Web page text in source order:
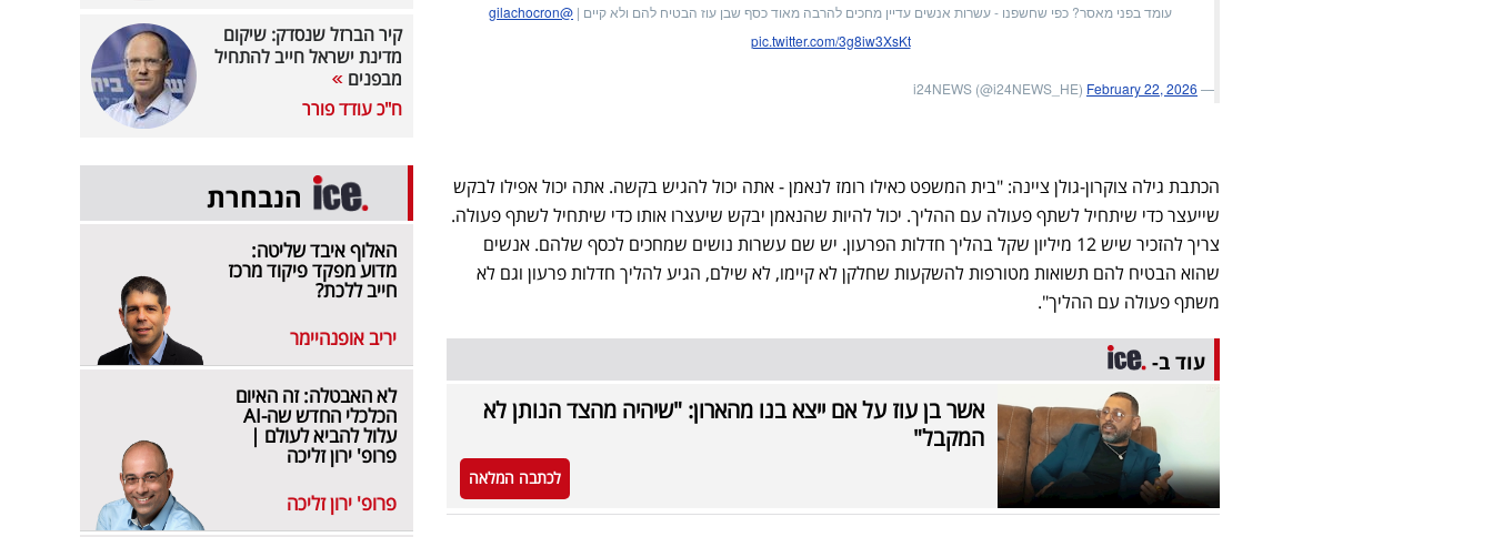
עומד בפני מאסר? כפי שחשפנו - עשרות אנשים עדיין מחכים להרבה מאוד כסף שבן עוז הבטיח להם ולא קיים | @gilachocron
pic.twitter.com/3g8iw3XsKt
— i24NEWS (@i24NEWS_HE)
February 22, 2026
הכתבת גילה צוקרון-גולן ציינה: "בית המשפט כאילו רומז לנאמן - אתה יכול להגיש בקשה. אתה יכול אפילו לבקש
שייעצר כדי שיתחיל לשתף פעולה עם ההליך. יכול להיות שהנאמן יבקש שיעצרו אותו כדי שיתחיל לשתף פעולה.
צריך להזכיר שיש 12 מיליון שקל בהליך חדלות הפרעון. יש שם עשרות נושים שמחכים לכסף שלהם. אנשים
שהוא הבטיח להם תשואות מטורפות להשקעות שחלקן לא קיימו, לא שילם, הגיע להליך חדלות פרעון וגם לא
משתף פעולה עם ההליך".
עוד ב-
אשר בן עוז על אם ייצא בנו מהארון: "שיהיה מהצד הנותן לא
המקבל"
לכתבה המלאה
קיר הברזל שנסדק: שיקום
מדינת ישראל חייב להתחיל
מבפנים
ח"כ עודד פורר
הנבחרת
האלוף איבד שליטה:
מדוע מפקד פיקוד מרכז
חייב ללכת?
יריב אופנהיימר
לא האבטלה: זה האיום
הכלכלי החדש שה-AI
עלול להביא לעולם |
פרופ' ירון זליכה
פרופ' ירון זליכה